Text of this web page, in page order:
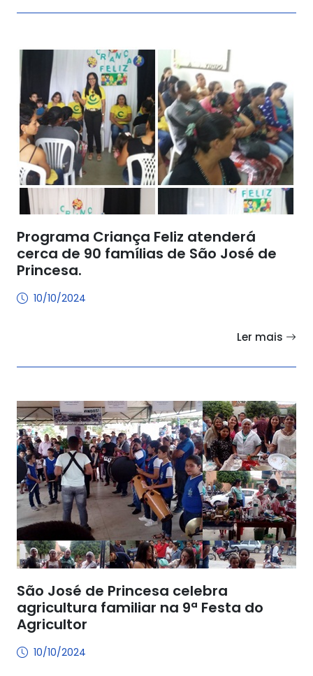
Programa Criança Feliz atenderá
cerca de 90 famílias de São José de
Princesa.
10/10/2024
Ler mais
São José de Princesa celebra
agricultura familiar na 9ª Festa do
Agricultor
10/10/2024